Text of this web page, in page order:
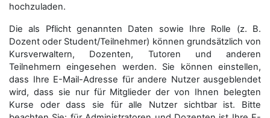
hochzuladen.
Die als Pflicht genannten Daten sowie Ihre Rolle (z. B.
Dozent oder Student/Teilnehmer) können grundsätzlich von
Kursverwaltern, Dozenten, Tutoren und anderen
Teilnehmern eingesehen werden. Sie können einstellen,
dass Ihre E-Mail-Adresse für andere Nutzer ausgeblendet
wird, dass sie nur für Mitglieder der von Ihnen belegten
Kurse oder dass sie für alle Nutzer sichtbar ist. Bitte